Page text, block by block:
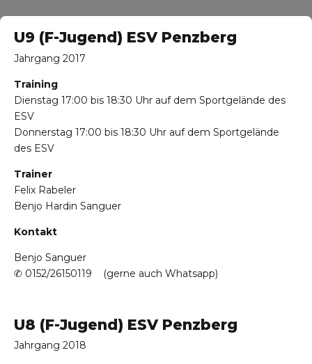
U9 (F-Jugend) ESV Penzberg
Jahrgang 2017
Training
Dienstag 17:00 bis 18:30 Uhr auf dem Sportgelände des
ESV
Donnerstag 17:00 bis 18:30 Uhr auf dem Sportgelände
des ESV
Trainer
Felix Rabeler
Benjo Hardin Sanguer
Kontakt
Benjo Sanguer
✆ 0152/26150119
(gerne auch Whatsapp)
U8 (F-Jugend) ESV Penzberg
Jahrgang 2018